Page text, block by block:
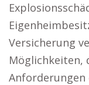
Versicherung
Möglichkeiten,